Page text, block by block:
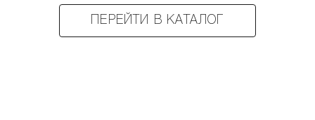
ПЕРЕЙТИ В КАТАЛОГ